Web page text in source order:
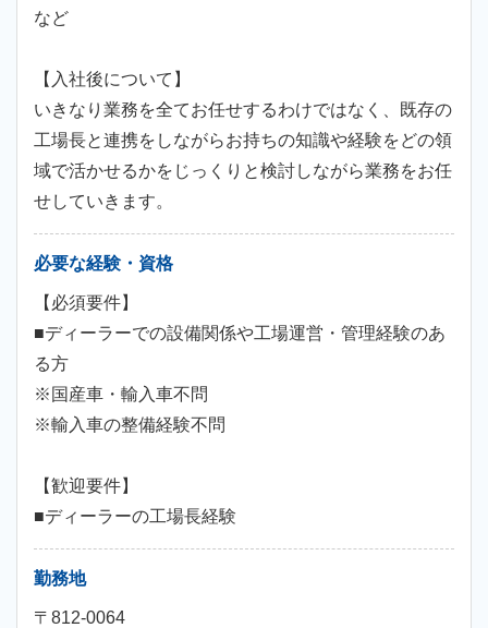
など
【入社後について】
いきなり業務を全てお任せするわけではなく、既存の
工場長と連携をしながらお持ちの知識や経験をどの領
域で活かせるかをじっくりと検討しながら業務をお任
せしていきます。
必要な経験・資格
【必須要件】
■ディーラーでの設備関係や工場運営・管理経験のあ
る方
※国産車・輸入車不問
※輸入車の整備経験不問
【歓迎要件】
■ディーラーの工場長経験
勤務地
〒812-0064